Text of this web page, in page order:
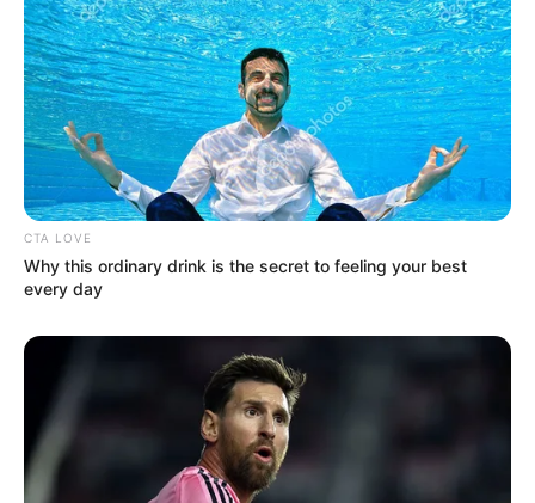
ΝΙΚΟΣ ΑΝΤΩΝΙΑΔΗΣ: Η
ΕΠΙΣΤΟΛΗ ΠΑΡΑΙΤΗΣΗΣ ΜΟΥ
ΑΠΟ ΤΗ ΝΟΜΙΚΗ
ΕΚΠΡΟΣΩΠΗΣΗ ΤΟΥ
ΦΑΙΔΩΝΑ...
Μια μάζωξη με μήνυμα από
Φρυκτωρίες
Email address:
CTA LOVE
Why this ordinary drink is the secret to feeling your best
every day